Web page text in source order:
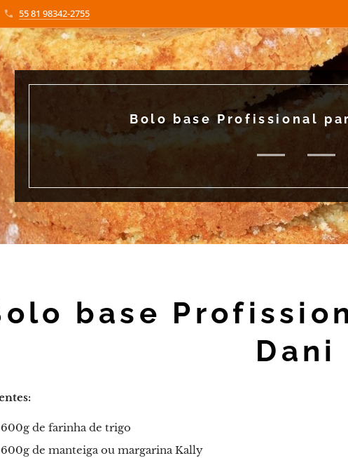
55 81 98342-2755
Bolo base Profissional
base
Dani
600g de farinha de trigo
600g de manteiga ou margarina Kally